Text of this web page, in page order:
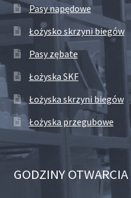
Pasy napędowe
Łożysko skrzyni biegów
Pasy zębate
Łożyska SKF
Łożyska skrzyni biegów
Łożyska przegubowe
GODZINY OTWARCIA